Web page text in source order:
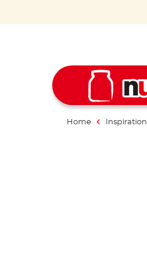
Home Inspiration